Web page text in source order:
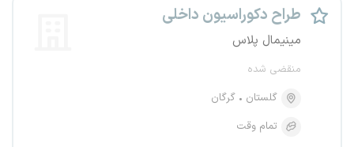
طراح دکوراسیون داخلی
مینیمال پلاس
منقضی شده
گلستان
گرگان
تمام وقت